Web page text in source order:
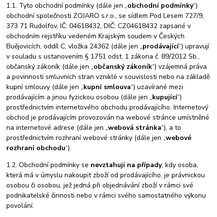
1.1. Tyto obchodní podmínky (dále jen „obchodní podmínky“)
obchodní společnosti ZOJARO s.r.o., se sídlem Pod Lesem 727/9,
373 71 Rudolfov, IČ: 04618432, DIČ: CZ04618432 zapsané v
obchodním rejstříku vedeném Krajským soudem v Českých
Buějovicích, oddíl C, vložka 24362 (dále jen „prodávající“) upravují
v souladu s ustanovením § 1751 odst. 1 zákona č. 89/2012 Sb.,
občanský zákoník (dále jen „občanský zákoník“) vzájemná práva
a povinnosti smluvních stran vzniklé v souvislosti nebo na základě
kupní smlouvy (dále jen „kupní smlouva“) uzavírané mezi
prodávajícím a jinou fyzickou osobou (dále jen „kupující“)
prostřednictvím internetového obchodu prodávajícího. Internetový
obchod je prodávajícím provozován na webové stránce umístněné
na internetové adrese (dále jen „webová stránka“), a to
prostřednictvím rozhraní webové stránky (dále jen „webové
rozhraní obchodu“).
1.2. Obchodní podmínky se nevztahují na případy, kdy osoba,
která má v úmyslu nakoupit zboží od prodávajícího, je právnickou
osobou či osobou, jež jedná při objednávání zboží v rámci své
podnikatelské činnosti nebo v rámci svého samostatného výkonu
povolání.